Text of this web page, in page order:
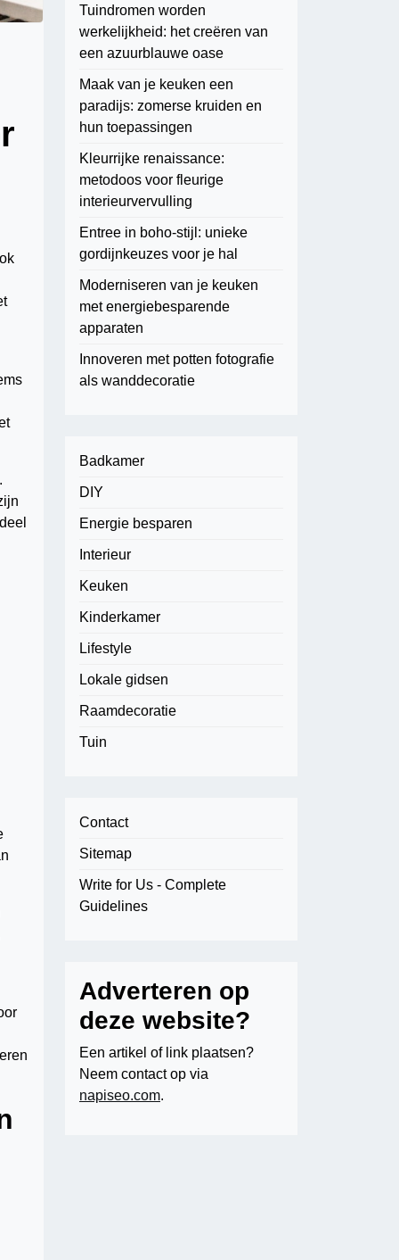
Tuindromen worden
werkelijkheid: het creëren van
een azuurblauwe oase
Maak van je keuken een
paradijs: zomerse kruiden en
hun toepassingen
Kleurrijke renaissance:
metodoos voor fleurige
interieurvervulling
Entree in boho-stijl: unieke
gordijnkeuzes voor je hal
Moderniseren van je keuken
met energiebesparende
apparaten
Innoveren met potten fotografie
als wanddecoratie
Badkamer
DIY
Energie besparen
Interieur
Keuken
Kinderkamer
Lifestyle
Lokale gidsen
Raamdecoratie
Tuin
Contact
Sitemap
Write for Us - Complete
Guidelines
Adverteren op
deze website?
Een artikel of link plaatsen?
Neem contact op via
napiseo.com.